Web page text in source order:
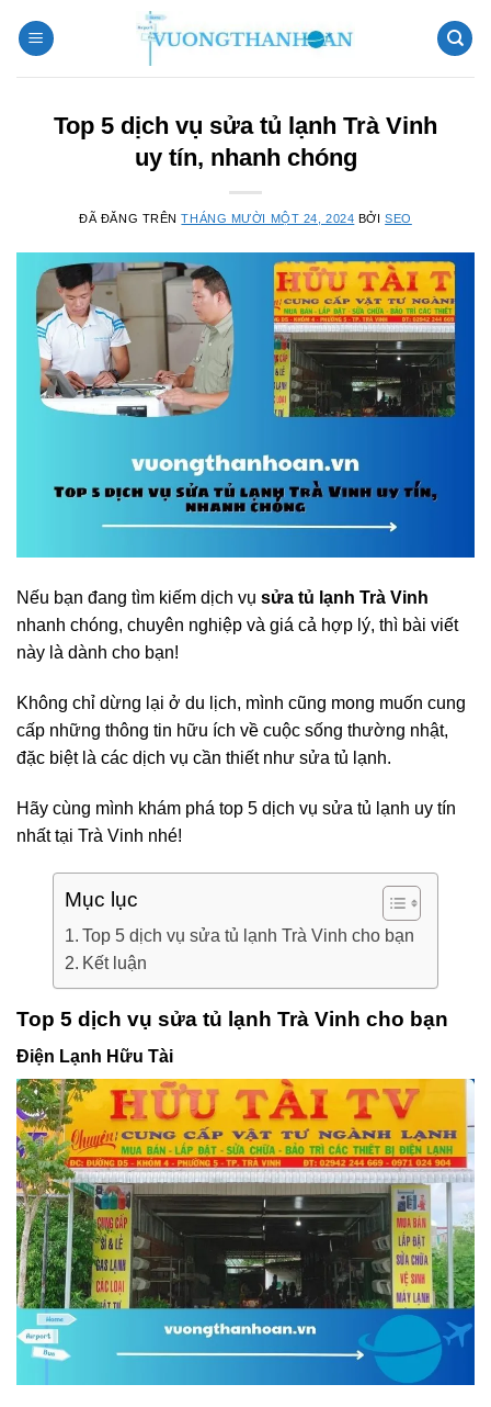
đến
Top 5 dịch vụ sửa tủ lạnh Trà Vinh
uy tín, nhanh chóng
ĐÃ ĐĂNG TRÊNTHÁNG MƯỜI MỘT 24, 2024 BỞISEO
Nếu bạn đang tìm kiếm dịch vụ sửa tủ lạnh Trà Vinh
nhanh chóng, chuyên nghiệp và giá cả hợp lý, thì bài viết
này là dành cho bạn!
Không chỉ dừng lại ở du lịch, mình cũng mong muốn cung
cấp những thông tin hữu ích về cuộc sống thường nhật,
đặc biệt là các dịch vụ cần thiết như sửa tủ lạnh.
Hãy cùng mình khám phá top 5 dịch vụ sửa tủ lạnh uy tín
nhất tại Trà Vinh nhé!
Mục lục
Top 5 dịch vụ sửa tủ lạnh Trà Vinh cho bạn
Kết luận
Top 5 dịch vụ sửa tủ lạnh Trà Vinh cho bạn
Điện Lạnh Hữu Tài